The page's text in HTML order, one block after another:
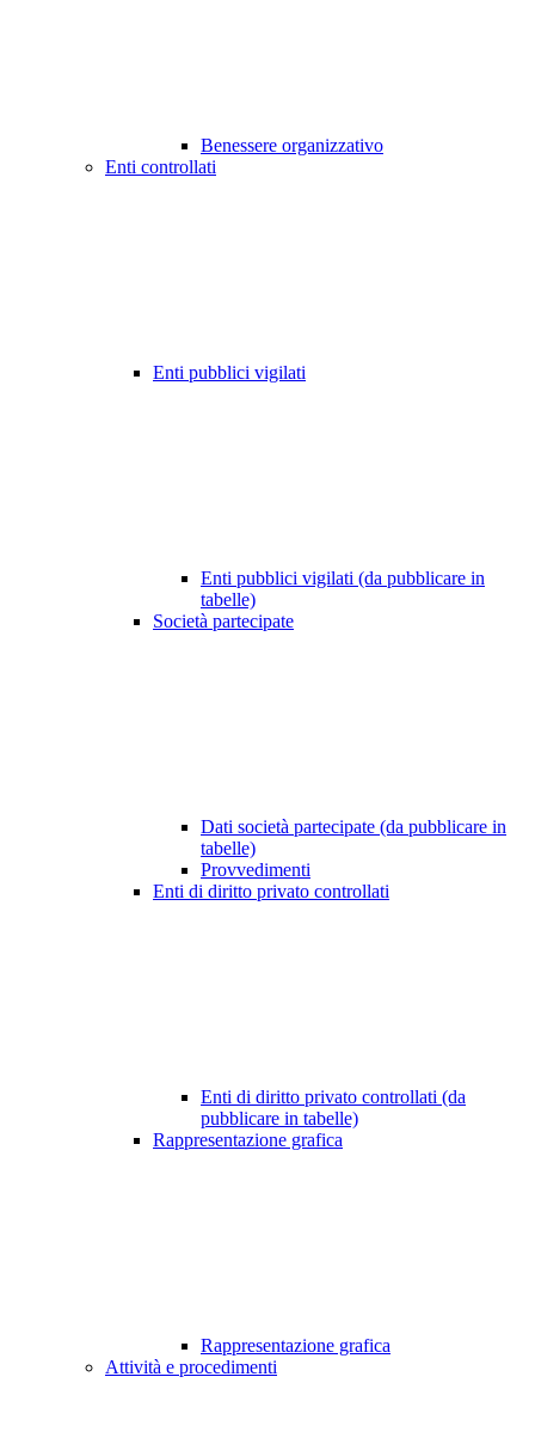
Benessere organizzativo
Enti controllati
Enti pubblici vigilati
Enti pubblici vigilati (da pubblicare in
tabelle)
Società partecipate
Dati società partecipate (da pubblicare in
tabelle)
Provvedimenti
Enti di diritto privato controllati
Enti di diritto privato controllati (da
pubblicare in tabelle)
Rappresentazione grafica
Rappresentazione grafica
Attività e procedimenti